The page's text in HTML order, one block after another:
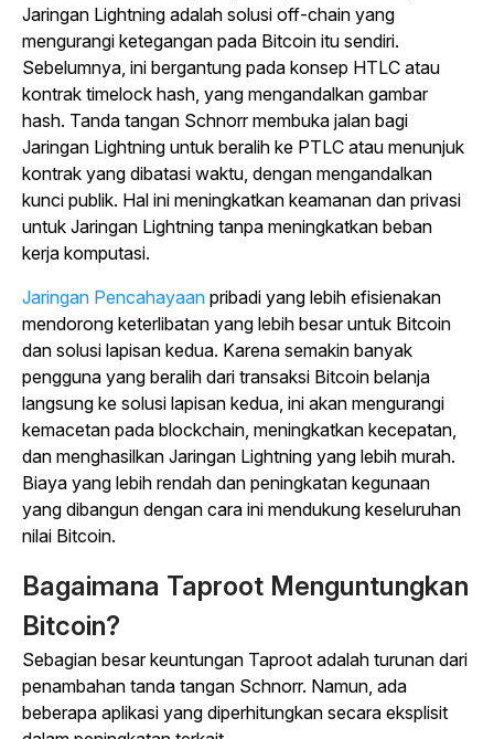
Jaringan Lightning adalah solusi off-chain yang
mengurangi ketegangan pada Bitcoin itu sendiri.
Sebelumnya, ini bergantung pada konsep HTLC atau
kontrak timelock hash, yang mengandalkan gambar
hash. Tanda tangan Schnorr membuka jalan bagi
Jaringan Lightning untuk beralih ke PTLC atau menunjuk
kontrak yang dibatasi waktu, dengan mengandalkan
kunci publik. Hal ini meningkatkan keamanan dan privasi
untuk Jaringan Lightning tanpa meningkatkan beban
kerja komputasi.
Jaringan Pencahayaan pribadi yang lebih efisienakan
mendorong keterlibatan yang lebih besar untuk Bitcoin
dan solusi lapisan kedua. Karena semakin banyak
pengguna yang beralih dari transaksi Bitcoin belanja
langsung ke solusi lapisan kedua, ini akan mengurangi
kemacetan pada blockchain, meningkatkan kecepatan,
dan menghasilkan Jaringan Lightning yang lebih murah.
Biaya yang lebih rendah dan peningkatan kegunaan
yang dibangun dengan cara ini mendukung keseluruhan
nilai Bitcoin.
Bagaimana Taproot Menguntungkan
Bitcoin?
Sebagian besar keuntungan Taproot adalah turunan dari
penambahan tanda tangan Schnorr. Namun, ada
beberapa aplikasi yang diperhitungkan secara eksplisit